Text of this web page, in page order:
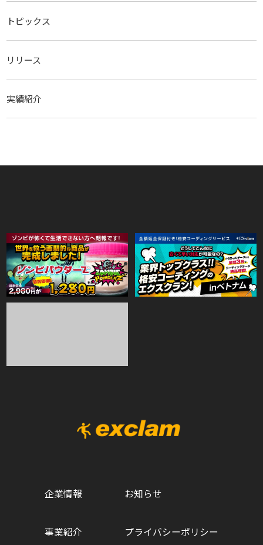
トピックス
リリース
実績紹介
企業情報
事業紹介
お知らせ
プライバシーポリシー